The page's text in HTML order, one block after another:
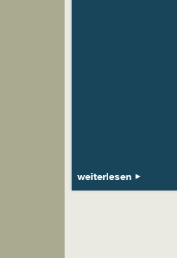
weiterlesen